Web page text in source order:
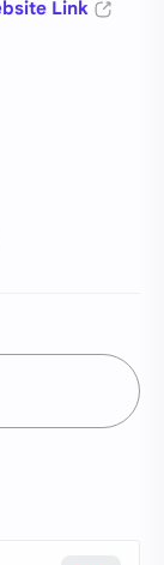
Link